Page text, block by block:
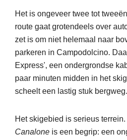
Het is ongeveer twee tot
route gaat grotendeels over
zet is om niet helemaal naar
parkeren in Campodolcino.
Express', een ondergrondse
paar minuten midden in het
scheelt een lastig stuk bergweg.
Het skigebied is serieus
Canalone is een begrip: een